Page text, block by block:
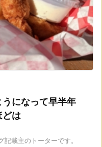
になって早半年
どは
載主のトーターです。